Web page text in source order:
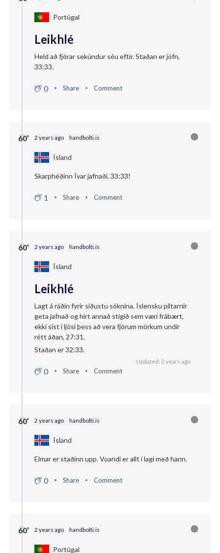
Portúgal
Leikhlé
Held að fjórar sekúndur séu eftir. Staðan er jöfn,
33:33.
0 Share Comment
60′ 2 years ago handbolti.is
Ísland
Skarphéðinn Ívar jafnaði, 33:33!
1 Share Comment
60′ 2 years ago handbolti.is
Ísland
Leikhlé
Lagt á ráðin fyrir síðustu sóknina. Íslensku piltarnir
geta jafnað og hirt annað stigið sem væri frábært,
ekki síst í ljósi þess að vera fjórum mörkum undir
rétt áðan, 27:31.
Staðan er 32:33.
Updated: 2 years ago
0 Share Comment
60′ 2 years ago handbolti.is
Ísland
Elmar er staðinn upp. Voandi er allt í lagi með hann.
0 Share Comment
60′ 2 years ago handbolti.is
Portúgal